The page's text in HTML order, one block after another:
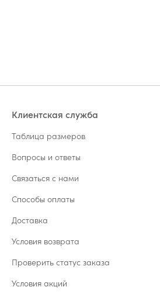
Клиентская служба
Таблица размеров
Вопросы и ответы
Связаться с нами
Способы оплаты
Доставка
Условия возврата
Проверить статус заказа
Условия акций